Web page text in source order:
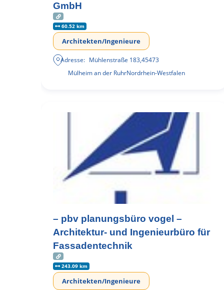
GmbH
60.52 km
Architekten/Ingenieure
Adresse: Mühlenstraße 183,45473
Mülheim an der RuhrNordrhein-Westfalen
– pbv planungsbüro vogel –
Architektur- und Ingenieurbüro für
Fassadentechnik
243.09 km
Architekten/Ingenieure